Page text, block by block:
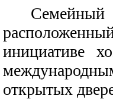
инициативе
открытых